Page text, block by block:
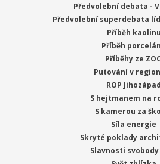
Předvolební debata -
Předvolební superdebata
Příběh kaolinu
Příběh
Příběhy ze
Putování v
ROP Jihozápad
S hejtmanem na
S kamerou za
Síla energie
Skryté poklady
Slavnosti svobody